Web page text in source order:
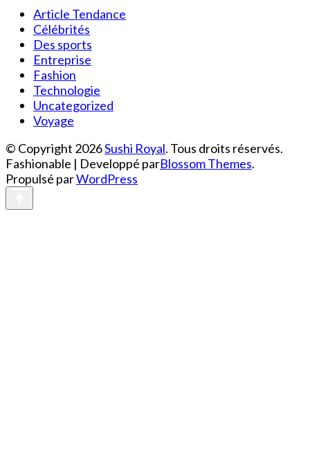
Article Tendance
Célébrités
Des sports
Entreprise
Fashion
Technologie
Uncategorized
Voyage
© Copyright 2026Sushi Royal. Tous droits réservés.
Fashionable | Developpé parBlossom Themes.
Propulsé parWordPress